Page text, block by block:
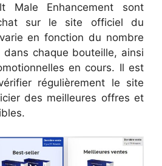
Male Enhancement sont
sur le site officiel du
en fonction du nombre
chaque bouteille, ainsi
en cours. Il est
régulièrement le site
des meilleures offres et